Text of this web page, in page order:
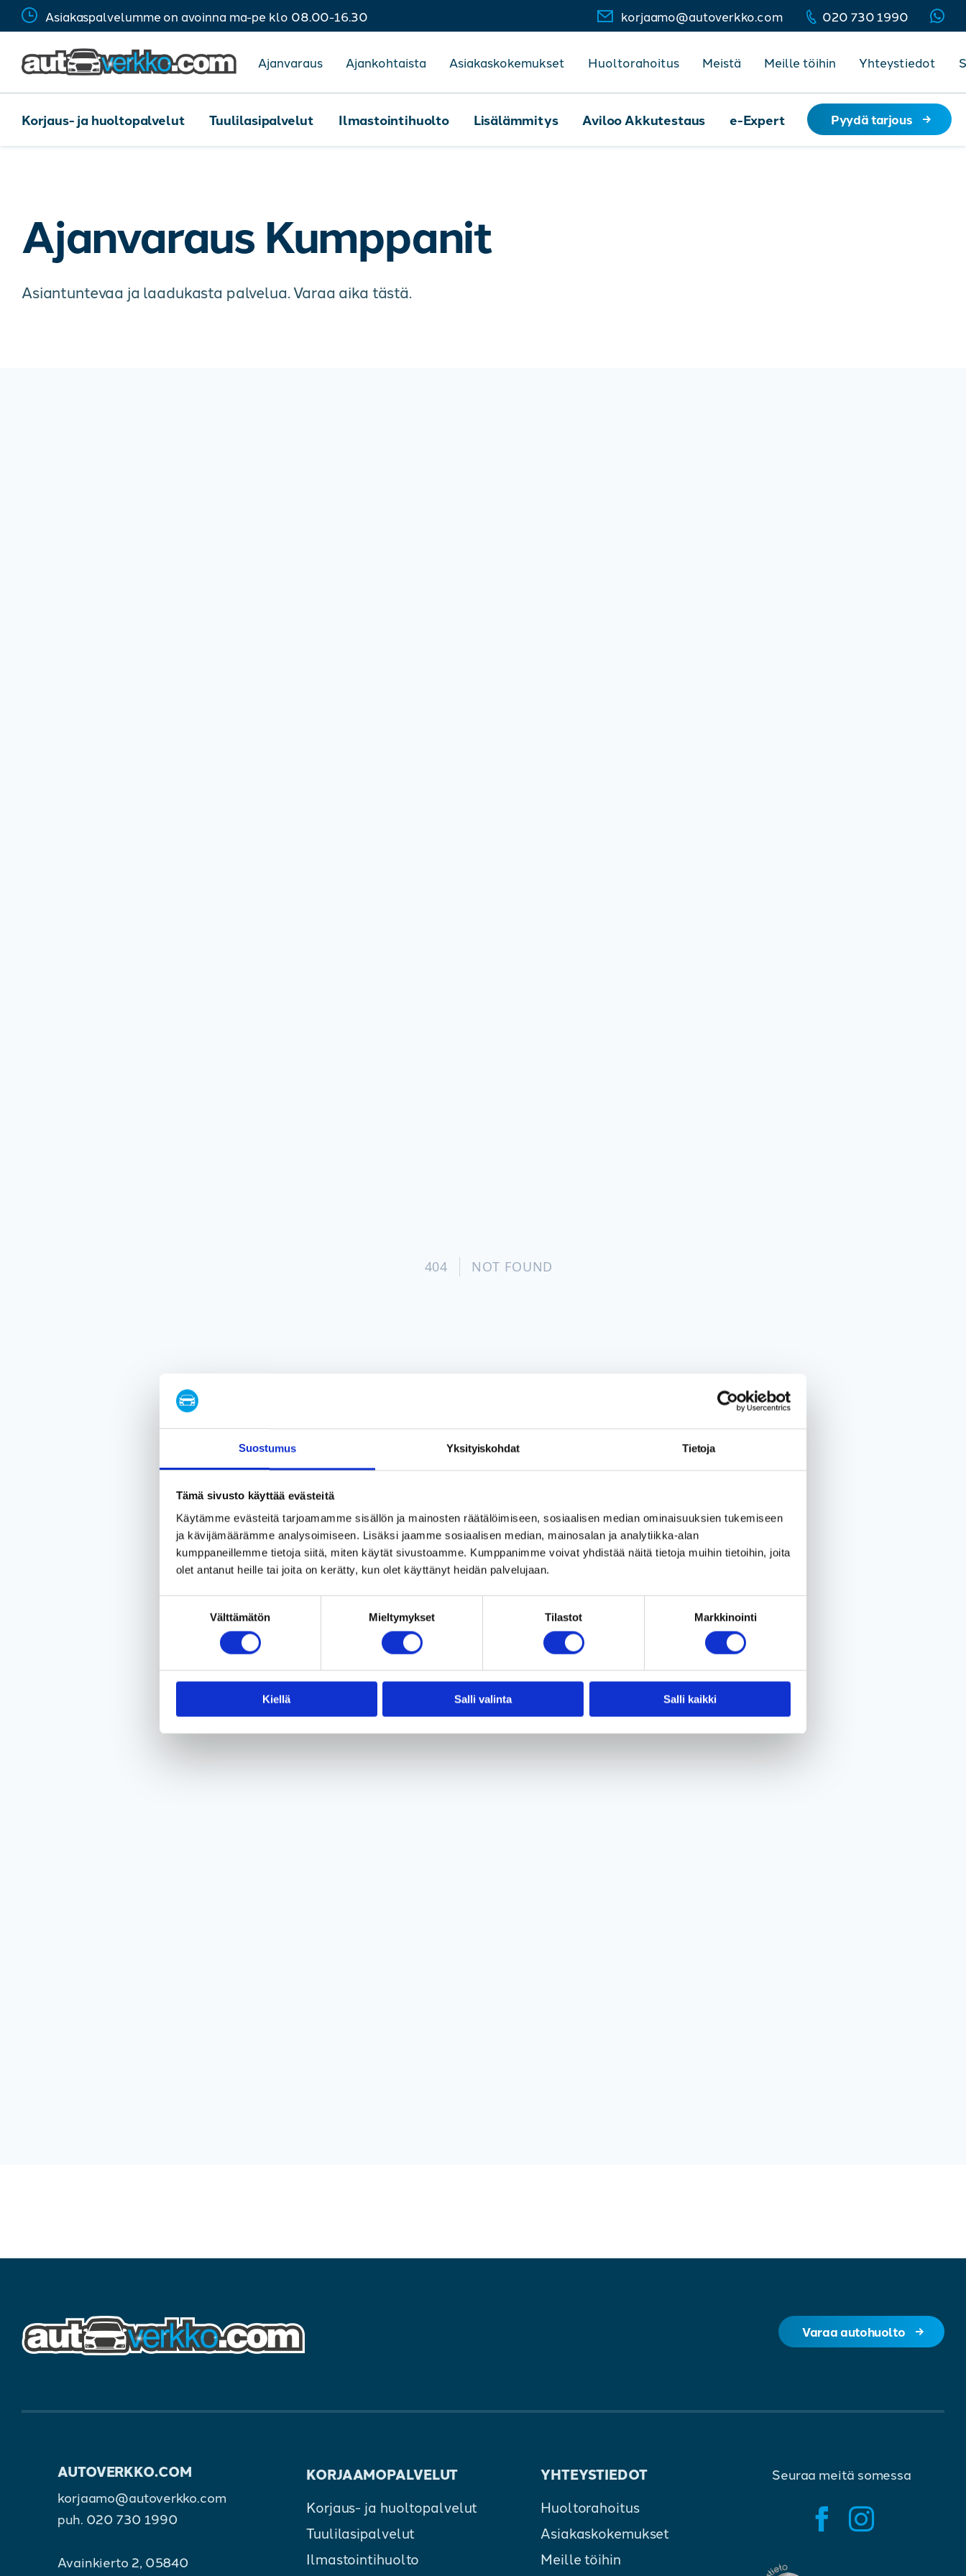
Suostumus Yksityiskohdat Tietoja
Tämä sivusto käyttää evästeitä
Käytämme evästeitä tarjoamamme sisällön ja mainosten räätälöimiseen, sosiaalisen median ominaisuuksien tukemiseen
ja kävijämäärämme analysoimiseen. Lisäksi jaamme sosiaalisen median, mainosalan ja analytiikka-alan
kumppaneillemme tietoja siitä, miten käytät sivustoamme. Kumppanimme voivat yhdistää näitä tietoja muihin tietoihin, joita
olet antanut heille tai joita on kerätty, kun olet käyttänyt heidän palvelujaan.
Välttämätön Mieltymykset Tilastot Markkinointi
Kiellä Salli valinta Salli kaikki
Siirry sisältöönAsiakaspalvelumme on avoinna ma-pe klo 08.00-16.30 korjaamo@autoverkko.com 020 730 1990
Ajanvaraus Ajankohtaista Asiakaskokemukset Huoltorahoitus Meistä Meille töihin Yhteystiedot
Korjaus- ja huoltopalvelut Tuulilasipalvelut Ilmastointihuolto Lisälämmitys Aviloo Akkutestaus e-Expert Pyydä tarjous
Ajanvaraus Kumppanit
Asiantuntevaa ja laadukasta palvelua. Varaa aika tästä.
Varaa autohuolto
AUTOVERKKO.COM
korjaamo@autoverkko.com
puh. 020 730 1990
Avainkierto 2, 05840
KORJAAMOPALVELUT
Korjaus- ja huoltopalvelut
Tuulilasipalvelut
Ilmastointihuolto
YHTEYSTIEDOT
Huoltorahoitus
Asiakaskokemukset
Meille töihin
Seuraa meitä somessa